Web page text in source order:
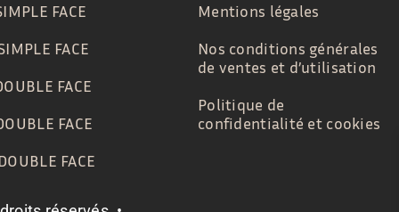
FACE
FACE
FACE
FACE
FACE
Mentions légales
Nos conditions générales
de ventes et d’utilisation
Politique de
confidentialité et cookies